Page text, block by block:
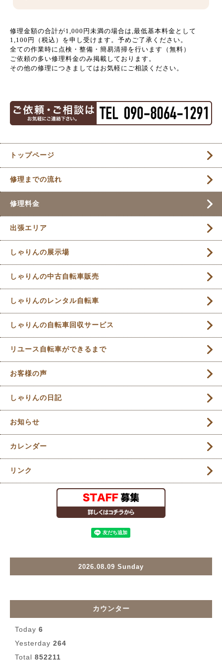
修理金額の合計が1,000 円未満の場合は 最低基本料金として
1,100 円（税込）を申し受けます。予めご了承ください。
全ての作業時に点検・整備・簡易清掃を行います（無料）
ご依頼の多い修理料金のみ掲載しております。
その他の修理につきましては お気軽に ご相談ください。
トップページ
修理までの流れ
修理料金
出張エリア
しゃりんの展示場
しゃりんの中古自転車販売
しゃりんのレンタル自転車
しゃりんの自転車回収サービス
リユース自転車ができるまで
お客様の声
しゃりんの日記
お知らせ
カレンダー
リンク
2026.08.09 Sunday
カウンター
Today 6
Yesterday 264
Total 852211